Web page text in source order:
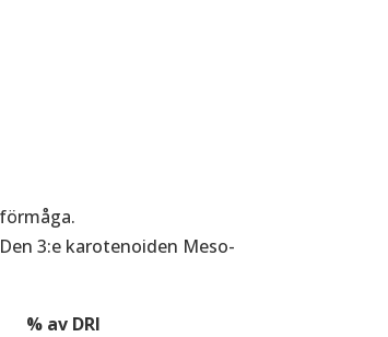
3:e karotenoiden Meso-
% av DRI